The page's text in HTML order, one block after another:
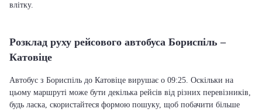
влітку.
Розклад руху рейсового автобуса Бориспіль –
Катовіце
Автобус з Бориспіль до Катовіце вирушає о 09:25. Оскільки на
цьому маршруті може бути декілька рейсів від різних перевізників,
будь ласка, скористайтеся формою пошуку, щоб побачити більше